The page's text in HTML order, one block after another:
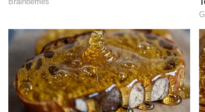
முதல் வார இறுதியில் இப்படம் ரூ.
இப்படத்தின் 4-ம் நாள் வசூல் அதள
படுதோல்வியை நோக்கி நகர்ந்து
விக் இருக்கானு பார்க்காதீங்க...
பற்றி பிரபலம் சொன்ன ஷாக்